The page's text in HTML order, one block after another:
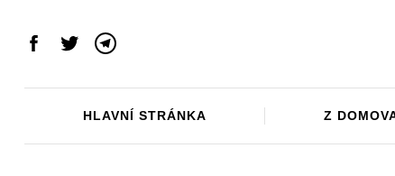
Facebook
TwitterTelegram
HLAVNÍ STRÁNKA Z